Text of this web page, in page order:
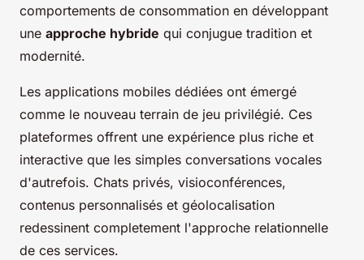
comportements de consommation en développant
une approche hybride qui conjugue tradition et
modernité.
Les applications mobiles dédiées ont émergé
comme le nouveau terrain de jeu privilégié. Ces
plateformes offrent une expérience plus riche et
interactive que les simples conversations vocales
d'autrefois. Chats privés, visioconférences,
contenus personnalisés et géolocalisation
redessinent completement l'approche relationnelle
de ces services.